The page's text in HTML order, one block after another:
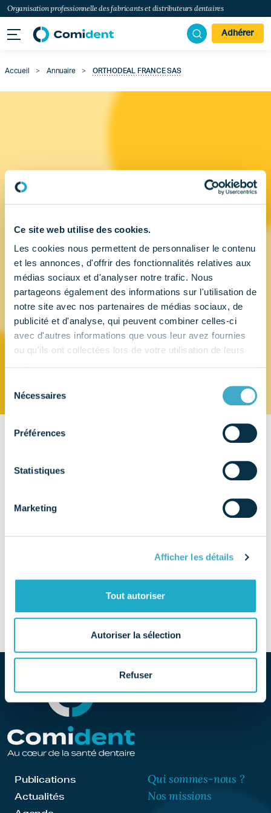
Ce site web utilise des cookies.
Les cookies nous permettent de personnaliser le contenu
et les annonces, d'offrir des fonctionnalités relatives aux
médias sociaux et d'analyser notre trafic. Nous
partageons également des informations sur l'utilisation de
notre site avec nos partenaires de médias sociaux, de
publicité et d'analyse, qui peuvent combiner celles-ci
avec d'autres informations que vous leur avez fournies
ou qu'ils ont collectées lors de votre utilisation de leurs
consentement
Nécessaires
Préférences
Statistiques
Marketing
Afficher les détails
Tout autoriser
Autoriser la sélection
Refuser
Organisation professionnelle des fabricants et distributeurs dentaires
Adhérer
Accueil > Annuaire > ORTHODEAL FRANCE SAS
ORTHODEAL
FRANCE SAS
44 chemin du Château d'Eau
38200 - SEYSSUEL
EMAIL
SITE
Publications
Actualités
Qui sommes-nous ?
Nos missions